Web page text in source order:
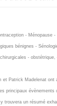
- Ménopause
bénignes -
- obstétrique,
et Patrick Madelenat ont
principaux évènements
trouvera un résumé